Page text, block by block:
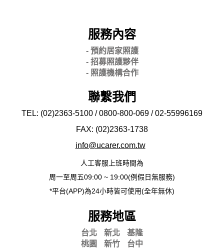
服務內容
- 預約居家照護
- 招募照護夥伴
- 照護機構合作
聯繫我們
TEL: (02)2363-5100 / 0800-800-069 / 02-55996169
FAX: (02)2363-1738
info@ucarer.com.tw
人工客服上班時間為
周一至周五09:00 ~ 19:00(例假日無服務)
*平台(APP)為24小時皆可使用(全年無休)
服務地區
台北 新北
基隆
桃園
新竹
台中